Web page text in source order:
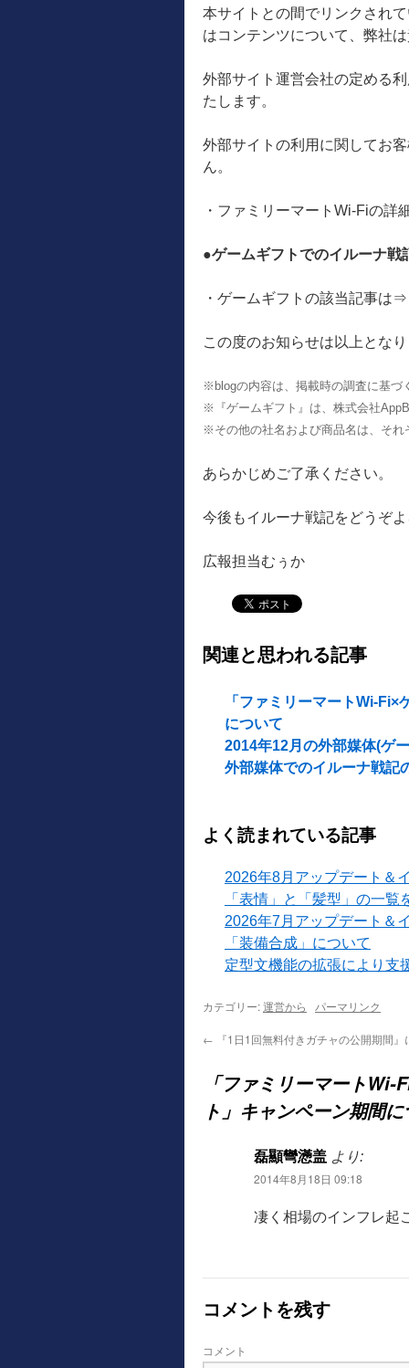
本サイトとの間でリンクされ
はコンテンツについて、弊社
外部サイト運営会社の定める
たします。
外部サイトの利用に関してお
ん。
・ファミリーマートWi-Fiの詳
●ゲームギフトでのイルーナ戦
・ゲームギフトの該当記事は
この度のお知らせは以上とな
※blogの内容は、掲載時の調査に基づ
※『ゲームギフト』は、株式会社
※その他の社名および商品名は、そ
あらかじめご了承ください。
今後もイルーナ戦記をどうぞ
広報担当むぅか
関連と思われる記事
「ファミリーマートWi-
について
2014年12月の外部媒体(ゲ
外部媒体でのイルーナ戦記
よく読まれている記事
2026年8月アップデート＆
「表情」と「髪型」の一
2026年7月アップデート＆
「装備合成」について
定型文機能の拡張により支
カテゴリー:運営から パーマリンク
← 『1日1回無料付きガチャの公開期間』
「ファミリーマート
ト」キャンペーン期間
磊顯彎懣盖 より:
2014年8月18日 09:18
凄く相場のインフレ起
コメントを残す
コメント